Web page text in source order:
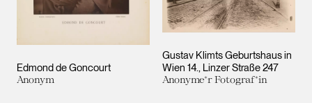
Edmond de Goncourt
Anonym
Gustav Klimts Geburtshaus in
Wien 14., Linzer Straße 247
Anonyme*r Fotograf*in